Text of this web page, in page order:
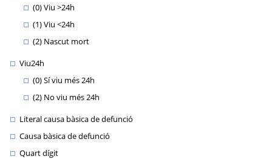
(0) Viu >24h
(1) Viu <24h
(2) Nascut mort
Viu24h
(0) Sí viu més 24h
(2) No viu més 24h
Literal causa bàsica de defunció
Causa bàsica de defunció
Quart dígit